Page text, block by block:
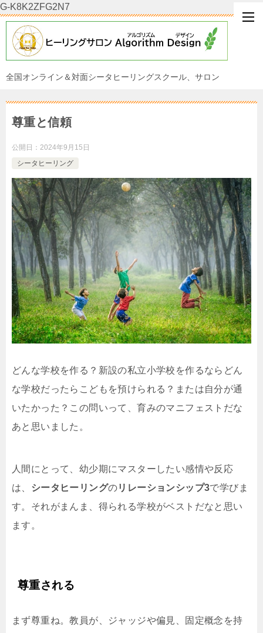
G-K8K2ZFG2N7
全国オンライン＆対面シータヒーリングスクール、サロン
尊重と信頼
公開日： 2024年9月15日
シータヒーリング
どんな学校を作る？新設の私立小学校を作るならどん
な学校だったらこどもを預けられる？または自分が通
いたかった？この問いって、育みのマニフェストだな
あと思いました。
人間にとって、幼少期にマスターしたい感情や反応
は、 シータヒーリングのリレーションシップ3で学びま
す。それがまんま、得られる学校がベストだなと思い
ます。
尊重される
まず尊重ね。教員が、ジャッジや偏見、固定概念を持